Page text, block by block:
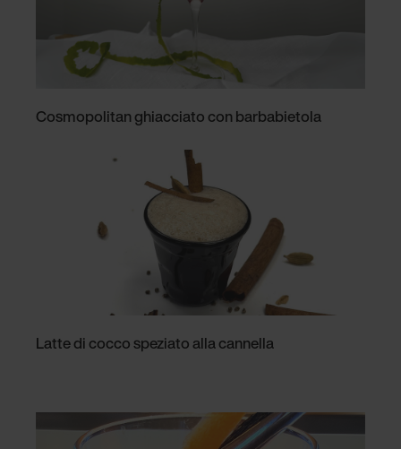
Cosmopolitan ghiacciato con barbabietola
Latte di cocco speziato alla cannella